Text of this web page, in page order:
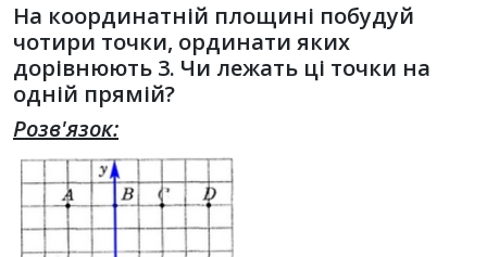
На координатній площині побудуй
чотири точки, ординати яких
дорівнюють 3. Чи лежать ці точки на
одній прямій?
Розв'язок: